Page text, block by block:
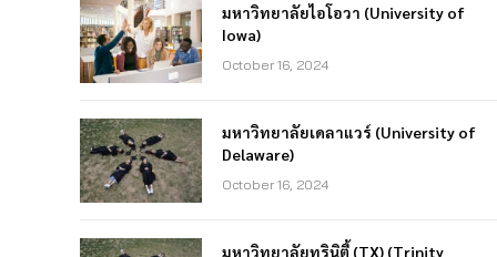
มหาวิทยาลัยไอโอวา (University of
Iowa)
October 16, 2024
มหาวิทยาลัยเดลาแวร์ (University of
Delaware)
October 16, 2024
มหาวิทยาลัยทรินิตี้ (TX) (Trinity